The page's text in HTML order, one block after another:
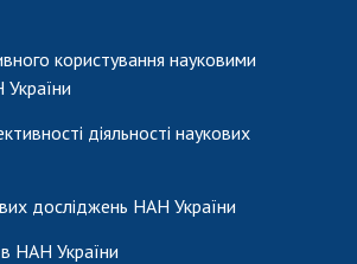
користування науковими
діяльності наукових
досліджень НАН України
НАН України